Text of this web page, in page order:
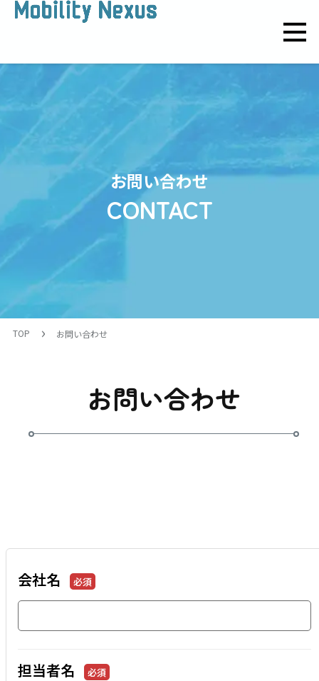
お問い合わせ
CONTACT
TOP お問い合わせ
お問い合わせ
会社名 必須
担当者名 必須